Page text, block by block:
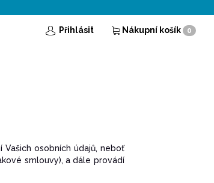
Přihlásit Nákupní košík 0
Vašich osobních údajů, neboť
smlouvy), a dále provádí